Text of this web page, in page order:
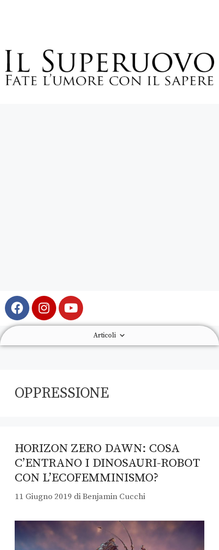
Articoli
OPPRESSIONE
HORIZON ZERO DAWN: COSA
C’ENTRANO I DINOSAURI-ROBOT
CON L’ECOFEMMINISMO?
11 Giugno 2019 diBenjamin Cucchi